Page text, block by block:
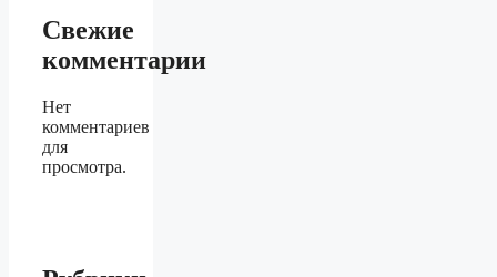
Свежие
комментарии
Нет
комментариев
для
просмотра.